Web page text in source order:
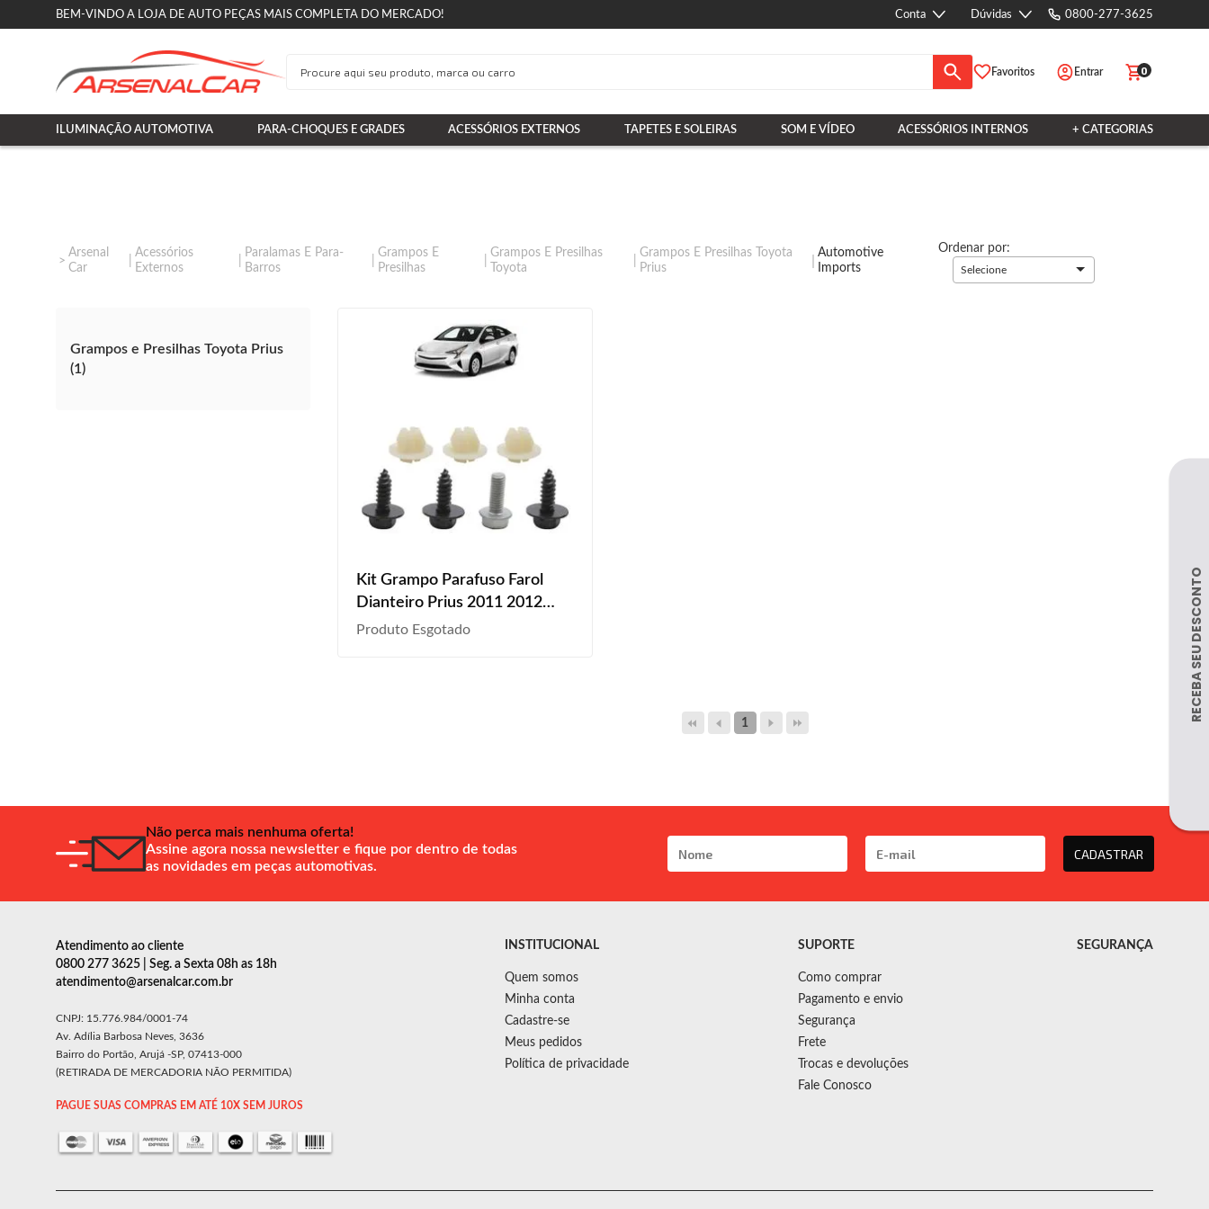
BEM-VINDO A LOJA DE AUTO PEÇAS MAIS COMPLETA DO MERCADO! Conta Dúvidas 0800-277-3625
Favoritos Entrar 0
ILUMINAÇÃO AUTOMOTIVA PARA-CHOQUES E GRADES ACESSÓRIOS EXTERNOS TAPETES E SOLEIRAS SOM E VÍDEO ACESSÓRIOS INTERNOS + CATEGORIAS
Arsenal
Car
Acessórios
Externos
Paralamas E Para-
Barros
Grampos E
Presilhas
Grampos E Presilhas
Toyota
Grampos E Presilhas Toyota
Prius
Automotive
Imports
Ordenar por:
Selecione
Grampos e Presilhas Toyota Prius
(1)
Kit Grampo Parafuso Farol
Dianteiro Prius 2011 2012
2013 2014 2015 2016 2017
Produto Esgotado
1
Não perca mais nenhuma oferta!
Assine agora nossa newsletter e fique por dentro de todas
as novidades em peças automotivas.
CADASTRAR
Atendimento ao cliente
0800 277 3625 | Seg. a Sexta 08h as 18h
atendimento@arsenalcar.com.br
CNPJ: 15.776.984/0001-74
Av. Adília Barbosa Neves, 3636
Bairro do Portão, Arujá -SP, 07413-000
(RETIRADA DE MERCADORIA NÃO PERMITIDA)
PAGUE SUAS COMPRAS EM ATÉ 10X SEM JUROS
INSTITUCIONAL
Quem somos
Minha conta
Cadastre-se
Meus pedidos
Política de privacidade
SUPORTE
Como comprar
Pagamento e envio
Segurança
Frete
Trocas e devoluções
Fale Conosco
SEGURANÇA